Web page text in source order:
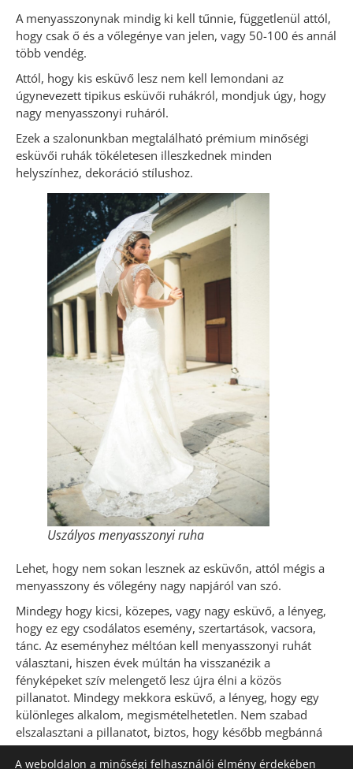
A menyasszonynak mindig ki kell tűnnie, függetlenül attól,
hogy csak ő és a vőlegénye van jelen, vagy 50-100 és annál
több vendég.
Attól, hogy kis esküvő lesz nem kell lemondani az
úgynevezett tipikus esküvői ruhákról, mondjuk úgy, hogy
nagy menyasszonyi ruháról.
Ezek a szalonunkban megtalálható prémium minőségi
esküvői ruhák tökéletesen illeszkednek minden
helyszínhez, dekoráció stílushoz.
Uszályos menyasszonyi ruha
Lehet, hogy nem sokan lesznek az esküvőn, attól mégis a
menyasszony és vőlegény nagy napjáról van szó.
Mindegy hogy kicsi, közepes, vagy nagy esküvő, a lényeg,
hogy ez egy csodálatos esemény, szertartások, vacsora,
tánc. Az eseményhez méltóan kell menyasszonyi ruhát
választani, hiszen évek múltán ha visszanézik a
fényképeket szív melengető lesz újra élni a közös
pillanatot. Mindegy mekkora esküvő, a lényeg, hogy egy
különleges alkalom, megismételhetetlen. Nem szabad
elszalasztani a pillanatot, biztos, hogy később megbánná
ha nem viselne esküvőjén akár nagy szoknyás, vagy
A weboldalon a minőségi felhasználói élmény érdekében